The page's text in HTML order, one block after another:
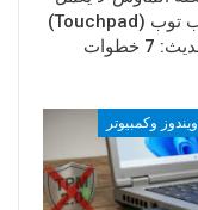
في اللاب توب (Touchpad)
بعد التحديث: 7 خطوات
وكمبيوتر